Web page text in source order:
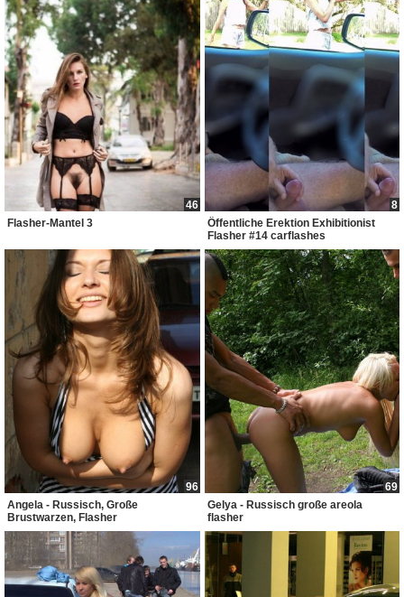
46
Flasher-Mantel 3
8
Öffentliche Erektion Exhibitionist
Flasher #14 carflashes
96
Angela - Russisch, Große
Brustwarzen, Flasher
69
Gelya - Russisch große areola
flasher